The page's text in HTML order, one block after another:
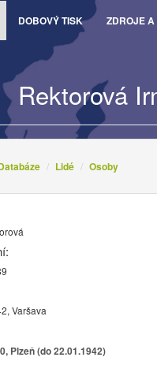
DOBOVÝ TISK ZDROJE
Rektorová
Lidé Osoby
Varšava
Plzeň (do 22.01.1942)